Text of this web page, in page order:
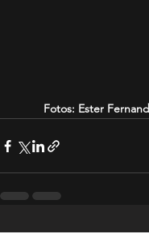
Fotos: Ester